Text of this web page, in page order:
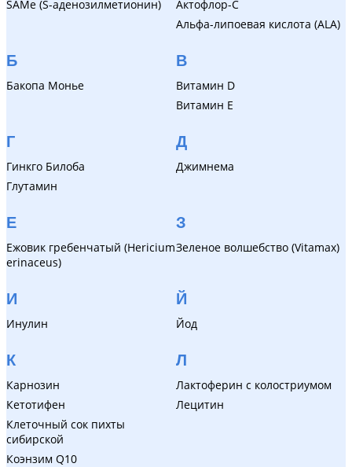
SAMe (S-аденозилметионин)
Актофлор-С
Альфа-липоевая кислота (ALA)
Б
Бакопа Монье
В
Витамин D
Витамин Е
Г
Гинкго Билоба
Глутамин
Д
Джимнема
Е
Ежовик гребенчатый (Hericium
erinaceus)
З
Зеленое волшебство (Vitamax)
И
Инулин
Й
Йод
К
Карнозин
Кетотифен
Клеточный сок пихты
сибирской
Коэнзим Q10
Л
Лактоферин с колостриумом
Лецитин